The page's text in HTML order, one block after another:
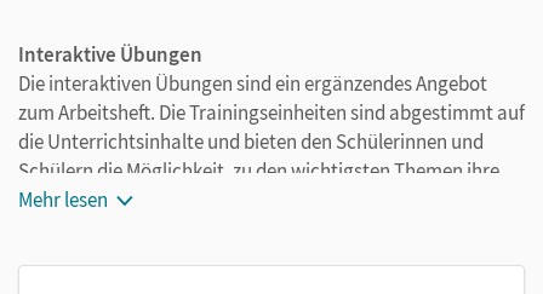
Interaktive Übungen
Die interaktiven Übungen sind ein ergänzendes Angebot
zum Arbeitsheft. Die Trainingseinheiten sind abgestimmt auf
die Unterrichtsinhalte und bieten den Schülerinnen und
Schülern die Möglichkeit, zu den wichtigsten Themen ihre
Kenntnisse zu vertiefen. Tipps und Feedback unterstützen
Mehr lesen